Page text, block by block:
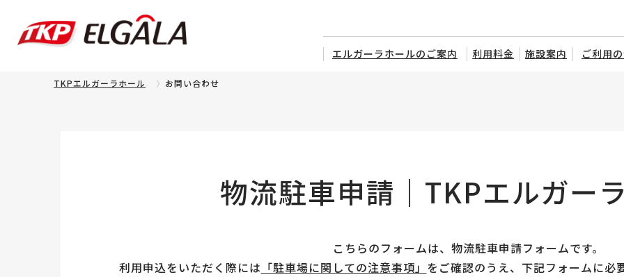
エルガーラホールのご案内 利用料金 施設案内 ご利用
TKPエルガーラホール お問い合わせ
物流駐車申請｜TKPエルガー
こちらのフォームは、物流駐車申請フォームです。
利用申込をいただく際には 「駐車場に関しての注意事項」 をご確認のうえ、下記フォームに必